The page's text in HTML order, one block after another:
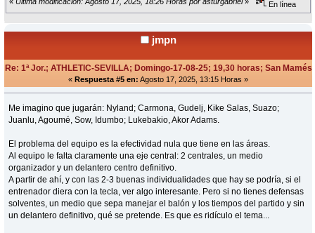
En línea
jmpn
Re: 1ª Jor.; ATHLETIC-SEVILLA; Domingo-17-08-25; 19,30 horas; San Mamés
« Respuesta #5 en: Agosto 17, 2025, 13:15 Horas »
Me imagino que jugarán: Nyland; Carmona, Gudelj, Kike Salas, Suazo;
Juanlu, Agoumé, Sow, Idumbo; Lukebakio, Akor Adams.
El problema del equipo es la efectividad nula que tiene en las áreas.
Al equipo le falta claramente una eje central: 2 centrales, un medio
organizador y un delantero centro definitivo.
A partir de ahí, y con las 2-3 buenas individualidades que hay se podría, si el
entrenador diera con la tecla, ver algo interesante. Pero si no tienes defensas
solventes, un medio que sepa manejar el balón y los tiempos del partido y sin
un delantero definitivo, qué se pretende. Es que es ridículo el tema...